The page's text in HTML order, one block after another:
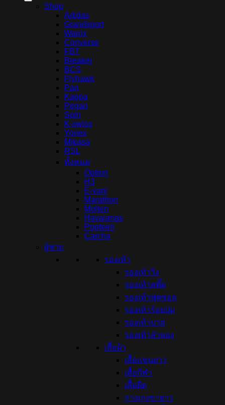
Shop
Adidas
Grandsport
Warrix
Converse
FBT
Breaker
BCS
Flyhawk
Pan
Kappa
Pegan
Spin
K-swiss
Yonex
Mikasa
RSL
ทั้งหมด
Option
H3
E-vani
Marathon
Molten
Havaianas
Popteen
Carcha
ผู้ชาย
รองเท้า
รองเท้าวิ่ง
รองเท้าสตั๊ด
รองเท้าฟุตซอล
รองเท้าร้อยปุ่ม
รองเท้าบาส
รองเท้าลำลอง
เสื้อผ้า
เสื้อแขนยาว
เสื้อกีฬา
เสื้อยืด
กางเกงขายาว